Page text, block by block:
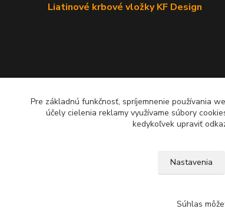
Liatinové krbové vložky KF Design
Pre základnú funkčnosť, spríjemnenie používania
účely cielenia reklamy využívame súbory
kedykoľvek upraviť
Nastavenia
Súhlas